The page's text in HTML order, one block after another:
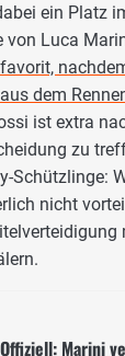
ein Platz
von Luca
dem
ist extra
zu
Schützlinge:
nicht
Offiziell: Marini